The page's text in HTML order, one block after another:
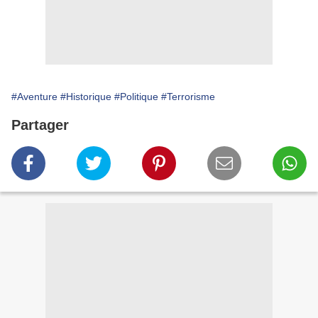
#Aventure #Historique #Politique #Terrorisme
Partager